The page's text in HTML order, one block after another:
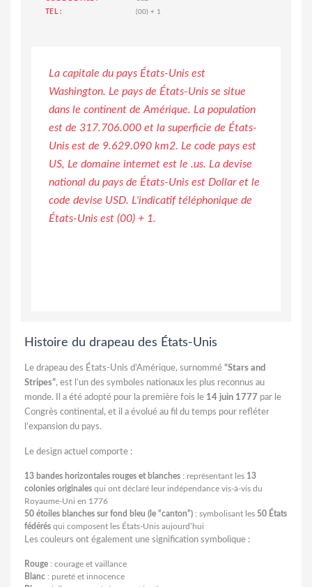
TEL :
(00) + 1
La capitale du pays États-Unis est
Washington. Le pays de États-Unis se situe
dans le continent de Amérique. La population
est de 317.706.000 et la superficie de États-
Unis est de 9.629.090 km2. Le code pays est
US, Le domaine internet est le .us. La devise
national du pays de États-Unis est Dollar et le
code devise USD. L'indicatif téléphonique de
États-Unis est (00) + 1.
Histoire du drapeau des États-Unis
Le drapeau des États-Unis d’Amérique, surnommé “Stars and
Stripes”, est l’un des symboles nationaux les plus reconnus au
monde. Il a été adopté pour la première fois le 14 juin 1777 par le
Congrès continental, et il a évolué au fil du temps pour refléter
l’expansion du pays.
Le design actuel comporte :
13 bandes horizontales rouges et blanches : représentant les 13
colonies originales qui ont déclaré leur indépendance vis-à-vis du
Royaume-Uni en 1776
50 étoiles blanches sur fond bleu (le “canton”) : symbolisant les 50 États
fédérés qui composent les États-Unis aujourd’hui
Les couleurs ont également une signification symbolique :
Rouge : courage et vaillance
Blanc : pureté et innocence